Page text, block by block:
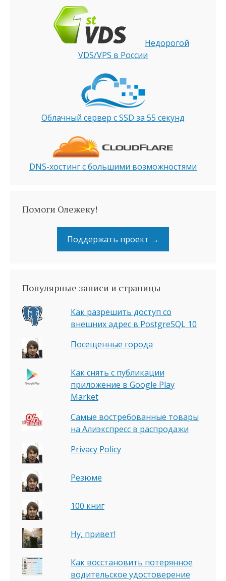
Недорогой
VDS/VPS в России
Облачный сервер с SSD за 55 секунд
DNS-хостинг с большими возможностями
Помоги Олежеку!
Поддержать проект →
Популярные записи и страницы
Как разрешить доступ со
внешних адрес в PostgreSQL 10
Посещенные города
Как снять с публикации
приложение в Google Play
Market
Самые востребованные товары
на Алиэкспресс в распродажи
Privacy Policy
Резюме
100 книг
Ну, привет!
Как восстановить потерянное
водительское удостоверение